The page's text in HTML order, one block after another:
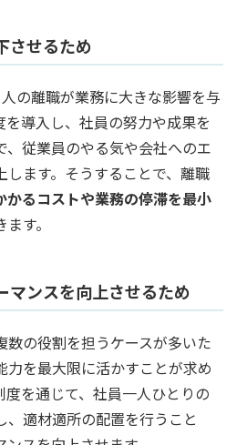
させるため
の離職が業務に大きな影響を与
を導入し、社員の努力や成果を
、従業員のやる気や会社へのエ
します。そうすることで、離職
かるコストや業務の停滞を最小
す。
マンスを向上させるため
数の役割を担うケースが多いた
力を最大限に活かすことが求め
度を通じて、社員一人ひとりの
適材適所の配置を行うこと